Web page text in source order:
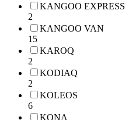
KANGOO EXPRESS
2
KANGOO VAN
15
KAROQ
2
KODIAQ
2
KOLEOS
6
KONA